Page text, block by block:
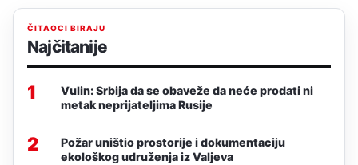
ČITAOCI BIRAJU
Najčitanije
1
Vulin: Srbija da se obaveže da neće prodati ni
metak neprijateljima Rusije
2
Požar uništio prostorije i dokumentaciju
ekološkog udruženja iz Valjeva